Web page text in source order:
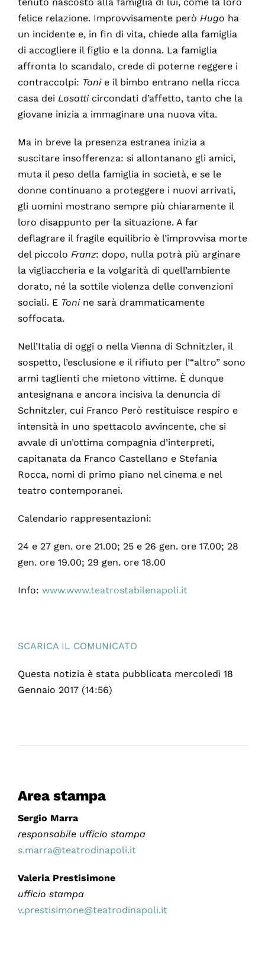
felice relazione. Improvvisamente però Hugo ha
un incidente e, in fin di vita, chiede alla famiglia
di accogliere il figlio e la donna. La famiglia
affronta lo scandalo, crede di poterne reggere i
contraccolpi: Tonie il bimbo entrano nella ricca
casa dei Losatticircondati d’affetto, tanto che la
giovane inizia a immaginare una nuova vita.
Ma in breve la presenza estranea inizia a
suscitare insofferenza: si allontanano gli amici,
muta il peso della famiglia in società, e se le
donne continuano a proteggere i nuovi arrivati,
gli uomini mostrano sempre più chiaramente il
loro disappunto per la situazione. A far
deflagrare il fragile equilibrio è l’improvvisa morte
del piccolo Franz: dopo, nulla potrà più arginare
la vigliaccheria e la volgarità di quell’ambiente
dorato, né la sottile violenza delle convenzioni
sociali. E Tonine sarà drammaticamente
soffocata.
Nell’Italia di oggi o nella Vienna di Schnitzler, il
sospetto, l’esclusione e il rifiuto per l’“altro” sono
armi taglienti che mietono vittime. È dunque
antesignana e ancora incisiva la denuncia di
Schnitzler, cui Franco Però restituisce respiro e
intensità in uno spettacolo avvincente, che si
avvale di un’ottima compagnia d’interpreti,
capitanata da Franco Castellano e Stefania
Rocca, nomi di primo piano nel cinema e nel
teatro contemporanei.
Calendario rappresentazioni:
24 e 27 gen. ore 21.00; 25 e 26 gen. ore 17.00; 28
gen. ore 19.00; 29 gen. ore 18.00
Info: www.www.teatrostabilenapoli.it
SCARICA IL COMUNICATO
Questa notizia è stata pubblicata mercoledì 18
Gennaio 2017 (14:56)
Area stampa
Sergio Marra
responsabile ufficio stampa
s.marra@teatrodinapoli.it
Valeria Prestisimone
ufficio stampa
v.prestisimone@teatrodinapoli.it